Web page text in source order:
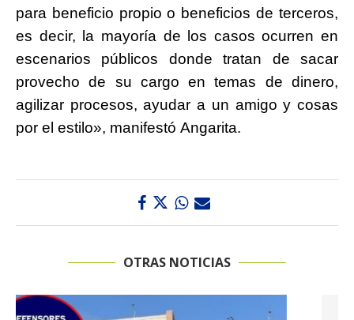
para beneficio propio o beneficios de terceros,
es decir, la mayoría de los casos ocurren en
escenarios públicos donde tratan de sacar
provecho de su cargo en temas de dinero,
agilizar procesos, ayudar a un amigo y cosas
por el estilo», manifestó Angarita.
OTRAS NOTICIAS